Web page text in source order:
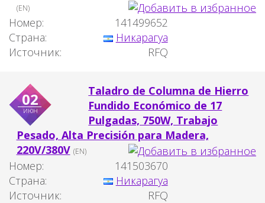
(EN)
Номер:
141499652
Страна:
Никарагуа
Источник:
RFQ
02
июн
Taladro de Columna de Hierro
Fundido Económico de 17
Pulgadas, 750W, Trabajo
Pesado, Alta Precisión para Madera,
220V/380V (EN)
Номер:
141503670
Страна:
Никарагуа
Источник:
RFQ